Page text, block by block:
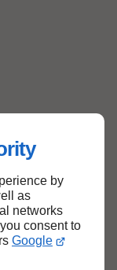
by
as
networks
consent to
Google